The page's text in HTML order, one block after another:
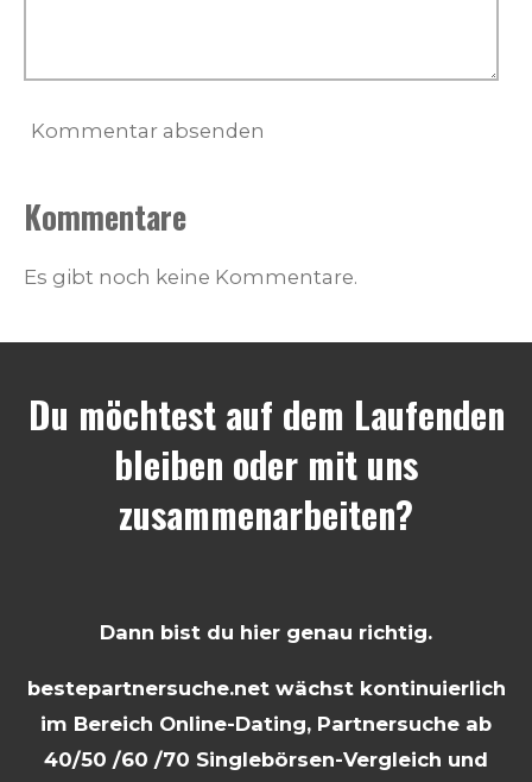
Kommentar absenden
Kommentare
Es gibt noch keine Kommentare.
Du möchtest auf dem Laufenden
bleiben oder mit uns
zusammenarbeiten?
Dann bist du hier genau richtig.
bestepartnersuche.net wächst kontinuierlich
im Bereich Online-Dating, Partnersuche ab
40/50 /60 /70 Singlebörsen-Vergleich und